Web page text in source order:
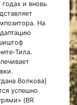
и вновь
На
Тила.
Волкова]
успешно
(BR